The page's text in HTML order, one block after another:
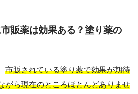
市販薬は効果ある？塗り薬の
市販されている塗り薬で効果が期待
がら現在のところほとんどありませ